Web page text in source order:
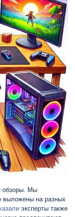
обзоры. Мы
выложены на разных
эксперты также